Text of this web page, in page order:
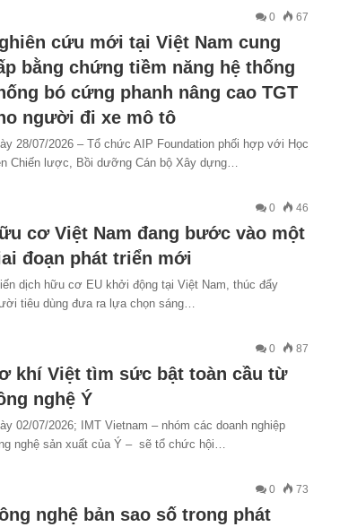
0 67
cứu mới tại Việt Nam cung
bằng chứng tiềm năng hệ thống
bó cứng phanh nâng cao TGT
người đi xe mô tô
28/07/2026 – Tổ chức AIP Foundation phối hợp với Học
Chiến lược, Bồi dưỡng Cán bộ Xây dựng…
0 46
cơ Việt Nam đang bước vào một
đoạn phát triển mới
dịch hữu cơ EU khởi động tại Việt Nam, thúc đẩy
tiêu dùng đưa ra lựa chọn sáng…
0 87
khí Việt tìm sức bật toàn cầu từ
nghệ Ý
02/07/2026; IMT Vietnam – nhóm các doanh nghiệp
nghệ sản xuất của Ý – sẽ tổ chức hội…
0 73
nghệ bản sao số trong phát